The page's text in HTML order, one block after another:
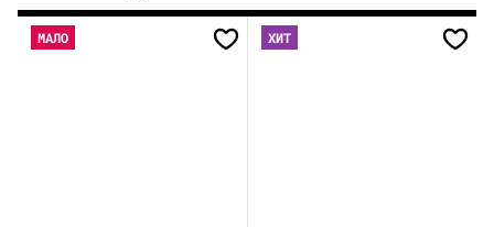
МАЛО ХИТ